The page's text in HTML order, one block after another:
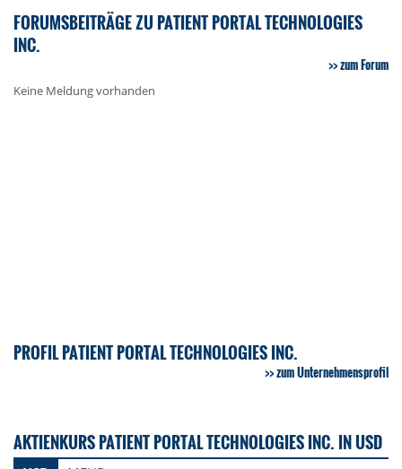
FORUMSBEITRÄGE ZU PATIENT PORTAL TECHNOLOGIES
INC.
zum Forum
Keine Meldung vorhanden
PROFIL PATIENT PORTAL TECHNOLOGIES INC.
zum Unternehmensprofil
AKTIENKURS PATIENT PORTAL TECHNOLOGIES INC. IN USD